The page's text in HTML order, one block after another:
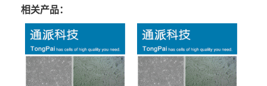
相关产品：